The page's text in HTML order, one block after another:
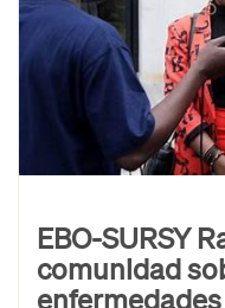
EBO-SURSY
comunidad